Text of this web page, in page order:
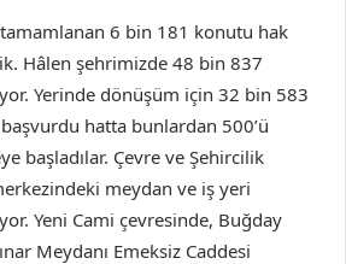
tamamlanan 6 bin 181 konutu hak
Hâlen şehrimizde 48 bin 837
Yerinde dönüşüm için 32 bin 583
hatta bunlardan 500’ü
başladılar. Çevre ve Şehircilik
meydan ve iş yeri
Yeni Cami çevresinde, Buğday
Meydanı Emeksiz Caddesi